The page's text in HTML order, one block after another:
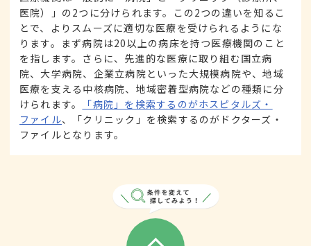
医院）」の2つに分けられます。この2つの違いを知るこ
とで、よりスムーズに適切な医療を受けられるようにな
ります。まず病院は20以上の病床を持つ医療機関のこと
を指します。さらに、先進的な医療に取り組む国立病
院、大学病院、企業立病院といった大規模病院や、地域
医療を支える中核病院、地域密着型病院などの種類に分
けられます。
「病院」を検索するのがホスピタルズ・
ファイル、「クリニック」を検索するのがドクターズ・
ファイルとなります。